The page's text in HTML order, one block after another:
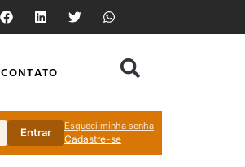
CONTATO
Entrar
Esqueci minha senha
Cadastre-se